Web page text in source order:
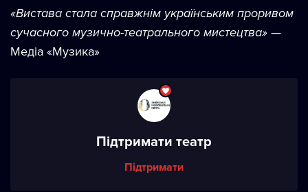
«Вистава стала справжнім українським проривом
сучасного музично-театрального мистецтва» —
Медіа «Музика»
Підтримати театр
Підтримати